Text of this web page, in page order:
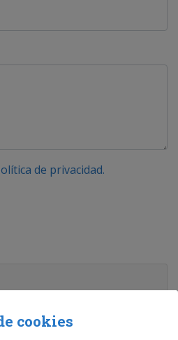
de privacidad.
10h a 18h
cookies